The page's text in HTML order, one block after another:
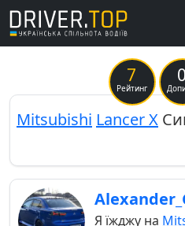
7
Рейтинг
0
Previous
Mitsubishi Lancer X
Я їжджу на